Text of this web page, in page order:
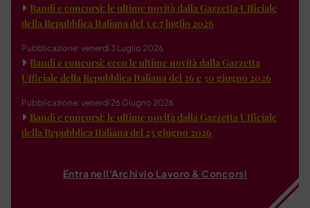
Bandi e concorsi: le ultime novità dalla Gazzetta Ufficiale
della Repubblica Italiana del 3 e 7 luglio 2026
Pubblicazione: venerdì 3 Luglio 2026
Bandi e concorsi: ecco le ultime novità dalla Gazzetta
Ufficiale della Repubblica Italiana del 26 e 30 giugno 2026
Pubblicazione: venerdì 26 Giugno 2026
Bandi e concorsi: le ultime novità dalla Gazzetta Ufficiale
della Repubblica Italiana del 23 giugno 2026
Entra nell'Archivio Lavoro & Concorsi